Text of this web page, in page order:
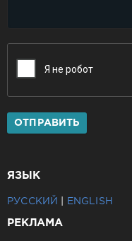
ОТПРАВИТЬ
ЯЗЫК
РУССКИЙ ENGLISH
РЕКЛАМА